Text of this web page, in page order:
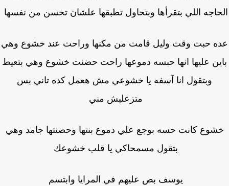
اللي بتقرأها وبتحاول تطبقها علشان تحسن من نفسها
حبت وقت وليل قامت من مكنها وراحت عند خشوع وهي
عليها انها حبسه دموعها راحت حضنت خشوع وهي بتعيط
وبتقول انا آسفه يا خشوعي مش هعمل كده تاني بس
متزعليش مني
كانت حسه بوجع علي دموع بنتها وحضنتها جامد وهي
بتقول مسمحاكي يا قلب خشوعك
يوسف بص عليهم في المرايا وابتسم